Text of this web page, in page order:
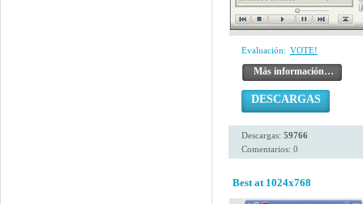
Evaluación: VOTE!
Más información…
DESCARGAS
Descargas: 59766
Comentarios: 0
Best at 1024x768